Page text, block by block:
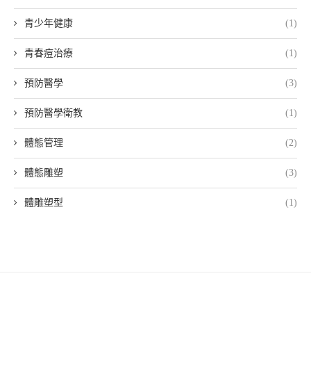
青少年健康 (1)
青春痘治療 (1)
預防醫學 (3)
預防醫學衛教 (1)
體態管理 (2)
體態雕塑 (3)
體雕塑型 (1)